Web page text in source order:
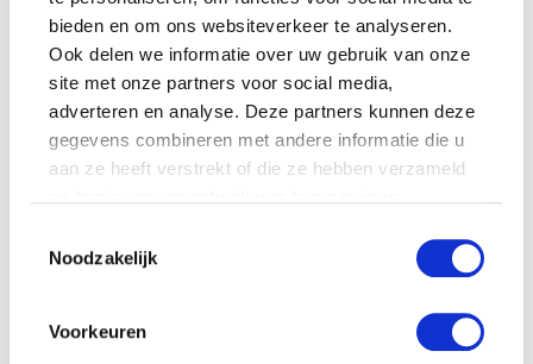
bieden en om ons websiteverkeer te analyseren.
Ook delen we informatie over uw gebruik van onze
site met onze partners voor social media,
adverteren en analyse. Deze partners kunnen deze
gegevens combineren met andere informatie die u
aan ze heeft verstrekt of die ze hebben verzameld
Noodzakelijk
Voorkeuren
Nijntje Sailor Knuffel 32cm
13.99